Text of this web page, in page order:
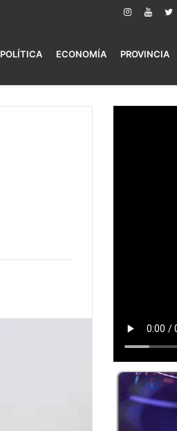
POLÍTICA ECONOMÍA PROVINCIA